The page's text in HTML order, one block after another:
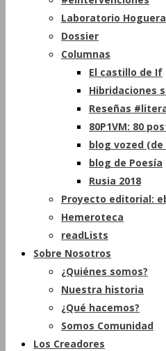
Laboratorio Hoguera
Dossier
Columnas
El castillo de If
Hibridaciones
Reseñas
80P1VM: 80
blog vozed
blog de Poesía
Rusia 2018
Proyecto editorial:
Hemeroteca
readLists
Sobre Nosotros
¿Quiénes somos?
Nuestra historia
¿Qué hacemos?
Somos Comunidad
Los Creadores